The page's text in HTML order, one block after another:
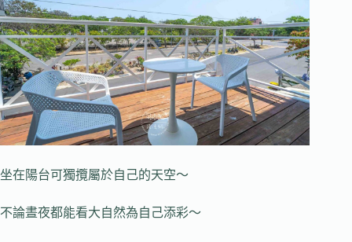
坐在陽台可獨攬屬於自己的天空～
不論晝夜都能看大自然為自己添彩～